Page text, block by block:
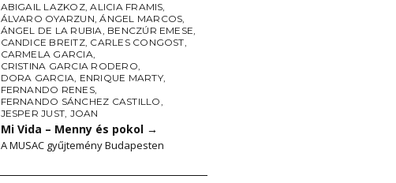
ABIGAIL LAZKOZ,ALICIA FRAMIS,
ÁLVARO OYARZUN,ÁNGEL MARCOS,
ÁNGEL DE LA RUBIA, BENCZÚR EMESE,
CANDICE BREITZ, CARLES CONGOST,
CARMELA GARCIA,
CRISTINA GARCIA RODERO,
DORA GARCIA, ENRIQUE MARTY,
FERNANDO RENES,
FERNANDO SÁNCHEZ CASTILLO,
JESPER JUST, JOAN
Mi Vida – Menny és pokol →
A MUSAC gyűjtemény Budapesten